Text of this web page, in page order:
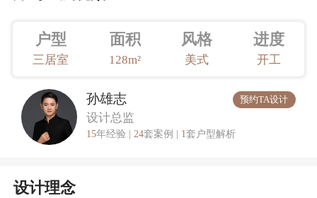
户型
三居室
面积
128m²
风格
美式
进度
开工
孙雄志
设计总监
15年经验 | 24套案例 | 1套户型解析
预约TA设计
设计理念